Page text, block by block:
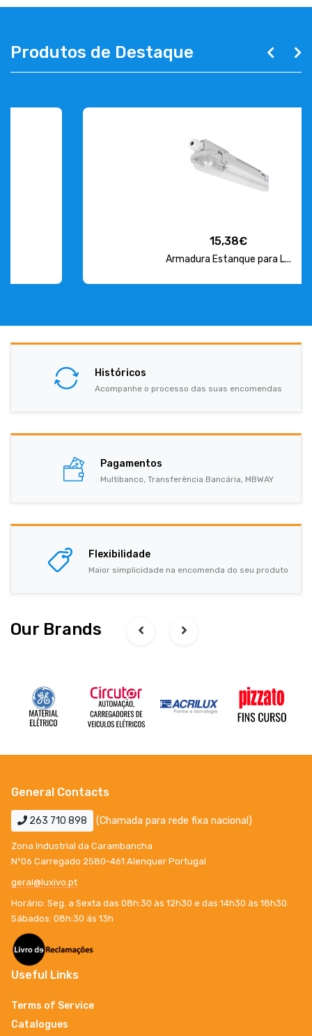
Produtos de Destaque
Armadura Estanque para L...
Históricos
Acompanhe o processo das suas encomendas
Pagamentos
Multibanco, Transferência Bancária, MBWAY
Flexibilidade
Maior simplicidade na encomenda do seu produto
Our Brands
General Contacts
263 710 898 (Chamada para rede fixa nacional)
Zona Industrial da Carambancha
Nº06 Carregado 2580-461 Alenquer Portugal
geral@luxivo.pt
Horário: Seg. a Sexta das 08h:30 às 12h30 e das 14h30 às 18h30.
Sábados: 08h:30 ás 13h
Useful Links
Terms of Service
Catalogues